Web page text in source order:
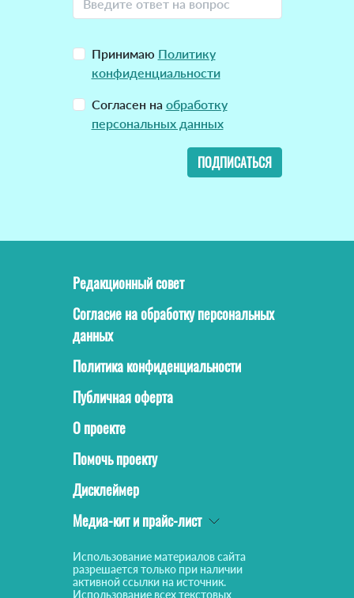
Принимаю Политику
конфиденциальности
Согласен на обработку
персональных данных
ПОДПИСАТЬСЯ
Редакционный совет
Согласие на обработку персональных
данных
Политика конфиденциальности
Публичная оферта
О проекте
Помочь проекту
Дисклеймер
Медиа-кит и прайс-лист
Использование материалов сайта
разрешается только при наличии
активной ссылки на источник.
Использование всех текстовых